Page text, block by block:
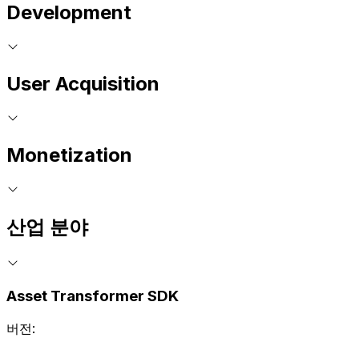
Development
User Acquisition
Monetization
산업 분야
Asset Transformer SDK
버전: